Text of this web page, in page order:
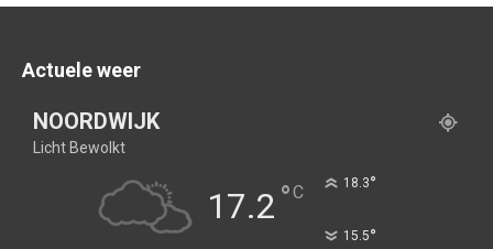
Actuele weer
NOORDWIJK
Licht Bewolkt
17.2 °C 18.3°
15.5°